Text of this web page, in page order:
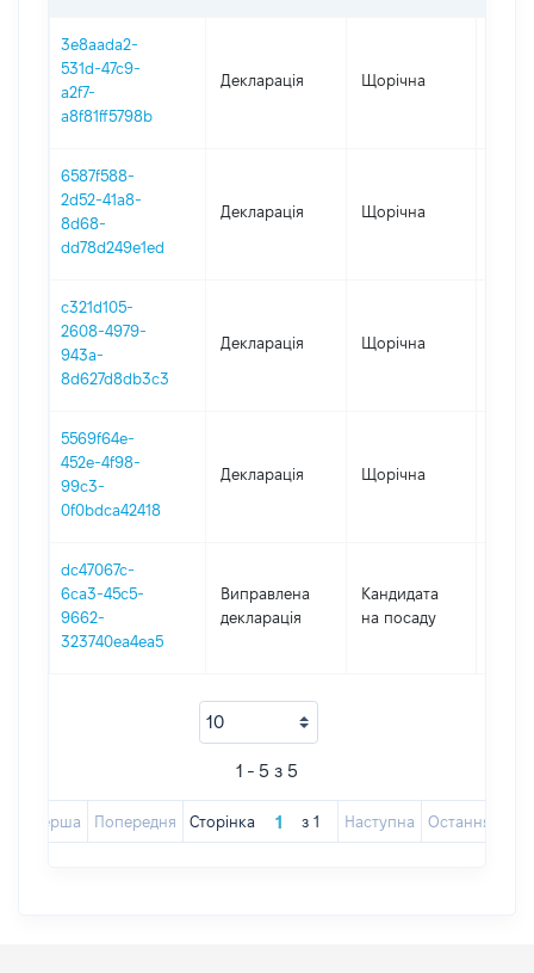
3e8aada2-
531d-47c9-
a2f7-
a8f81ff5798b
Декларація Щорічна
6587f588-
2d52-41a8-
8d68-
dd78d249e1ed
Декларація Щорічна
c321d105-
2608-4979-
943a-
8d627d8db3c3
Декларація Щорічна
5569f64e-
452e-4f98-
99c3-
0f0bdca42418
Декларація Щорічна
dc47067c-
6ca3-45c5-
9662-
323740ea4ea5
Виправлена
декларація
Кандидата
на посаду
1 - 5 з 5
Перша Попередня Сторінка з 1 Наступна Остання